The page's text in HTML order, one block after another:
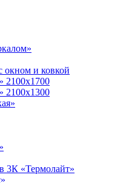
окном и ковкой
2100х1700
2100х1300
3К «Термолайт»